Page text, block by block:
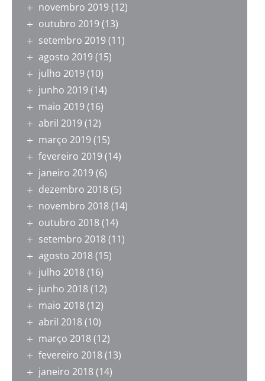
novembro 2019(12)
outubro 2019(13)
setembro 2019(11)
agosto 2019(15)
julho 2019(10)
junho 2019(14)
maio 2019(16)
abril 2019(12)
março 2019(15)
fevereiro 2019(14)
janeiro 2019(6)
dezembro 2018(5)
novembro 2018(14)
outubro 2018(14)
setembro 2018(11)
agosto 2018(15)
julho 2018(16)
junho 2018(12)
maio 2018(12)
abril 2018(10)
março 2018(12)
fevereiro 2018(13)
janeiro 2018(14)